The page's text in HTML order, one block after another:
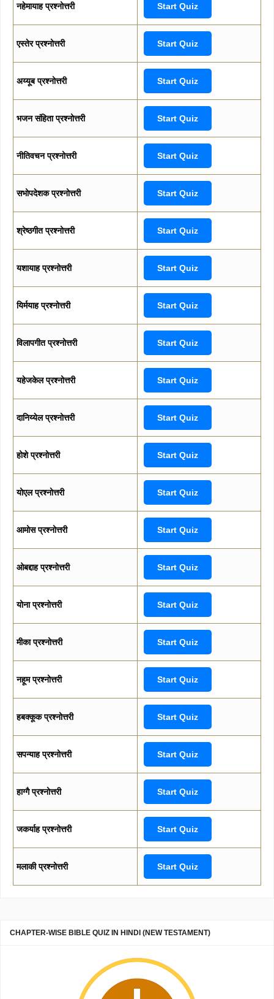
नहेमायाह प्रश्नोत्तरी Start Quiz
एस्तेर प्रश्नोत्तरी Start Quiz
अय्यूब प्रश्नोत्तरी Start Quiz
भजन संहिता प्रश्नोत्तरी Start Quiz
नीतिवचन प्रश्नोत्तरी Start Quiz
सभोपदेशक प्रश्नोत्तरी Start Quiz
श्रेष्ठगीत प्रश्नोत्तरी Start Quiz
यशायाह प्रश्नोत्तरी Start Quiz
यिर्मयाह प्रश्नोत्तरी Start Quiz
विलापगीत प्रश्नोत्तरी Start Quiz
यहेजकेल प्रश्नोत्तरी Start Quiz
दानिय्येल प्रश्नोत्तरी Start Quiz
होशे प्रश्नोत्तरी Start Quiz
योएल प्रश्नोत्तरी Start Quiz
आमोस प्रश्नोत्तरी Start Quiz
ओबद्दाह प्रश्नोत्तरी Start Quiz
योना प्रश्नोत्तरी Start Quiz
मीका प्रश्नोत्तरी Start Quiz
नहूम प्रश्नोत्तरी Start Quiz
हबक्कूक प्रश्नोत्तरी Start Quiz
सपन्याह प्रश्नोत्तरी Start Quiz
हाग्गै प्रश्नोत्तरी Start Quiz
जकर्याह प्रश्नोत्तरी Start Quiz
मलाकी प्रश्नोत्तरी Start Quiz
CHAPTER-WISE BIBLE QUIZ IN HINDI (NEW TESTAMENT)